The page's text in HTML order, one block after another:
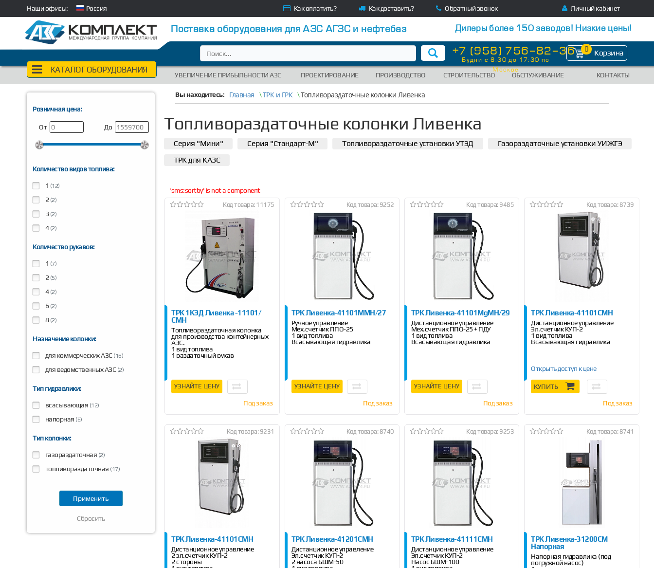
Наши офисы: Россия Как оплатить? Как доставить? Обратный звонок Личный кабинет
Поставка оборудования для АЗС АГЗС и нефтебаз Дилеры более 150 заводов! Низкие цены!
КАТАЛОГ ОБОРУДОВАНИЯ
+7 (958) 756-82-36
Будни с 8:30 до 17:30 по
Москве
0 Корзина
УВЕЛИЧЕНИЕ ПРИБЫЛЬНОСТИ АЗС ПРОЕКТИРОВАНИЕ ПРОИЗВОДСТВО СТРОИТЕЛЬСТВО ОБСЛУЖИВАНИЕ КОНТАКТЫ
Вы находитесь: Главная \ТРК и ГРК \Топливораздаточные колонки Ливенка
Розничная цена:
От До
Количество видов топлива:
1 (12)
2 (2)
3 (2)
4 (2)
Количество рукавов:
1 (7)
2 (5)
4 (2)
6 (2)
8 (2)
Назначение колонки:
для коммерческих АЗС (16)
для ведомственных АЗС (2)
Тип гидравлики:
всасывающая (12)
напорная (6)
Тип колонки:
газораздаточная (2)
топливораздаточная (17)
Сбросить
Топливораздаточные колонки Ливенка
Серия "Мини" Серия "Стандарт-М" Топливораздаточные установки УТЭД
Газораздаточные установки УИЖГЭ
ТРК для КАЗС
'sms:sortby' is not a component
Код товара: 11175
ТРК 1КЭД Ливенка -11101/
СМН
Топливораздаточная колонка
для производства контейнерных
АЗС.
1 вид топлива
1 раздаточный рукав
УЗНАЙТЕ ЦЕНУ
Под заказ
Код товара: 9252
ТРК Ливенка-­41101ММН/27
Ручное управление
Мех.счетчик ППО-25
1 вид топлива
Всасывающая гидравлика
УЗНАЙТЕ ЦЕНУ
Под заказ
Код товара: 9485
ТРК Ливенка-41101МgМН/29
Дистанционное управление
Мех.счетчик ППО-25 + ПДУ
1 вид топлива
Всасывающая гидравлика
УЗНАЙТЕ ЦЕНУ
Под заказ
Код товара: 8739
ТРК Ливенка-41101СМН
Дистанционное управление
Эл.счетчик КУП-2
1 вид топлива
Всасывающая гидравлика
Открыть доступ к цене
КУПИТЬ
Под заказ
Код товара: 9231
ТРК Ливенка-41101СМН
Дистанционное управление
2 эл.счетчик КУП-2
2 стороны
Код товара: 8740
ТРК Ливенка-41201СМН
Дистанционное управление
Эл.счетчик КУП-2
2 насоса БШМ-50
Код товара: 9253
ТРК Ливенка-41111СМН
Дистанционное управление
Эл.счетчик КУП-2
Насос БШМ-100
Код товара: 8741
ТРК Ливенка-31200СМ
Напорная
Напорная гидравлика (под
погружной насос)